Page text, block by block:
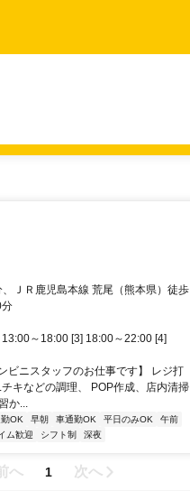
ＪＲ鹿児島本線 荒尾（熊本県）徒歩
～18:00 [3] 18:00～22:00 [4]
ビニスタッフのお仕事です】 レジ打
キなどの調理、 POP作成、店内清掃
か...
OK 早朝 車通勤OK 平日のみOK
午前
ム歓迎 シフト制 深夜
へ 1 次へ